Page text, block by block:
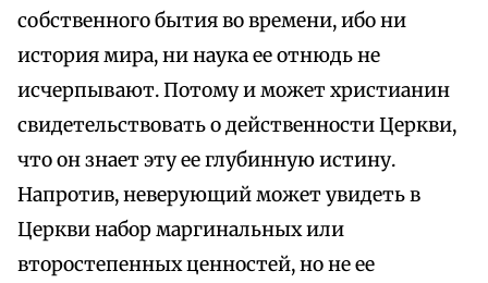
собственного бытия во времени, ибо ни
история мира, ни наука ее отнюдь не
исчерпывают. Потому и может христианин
свидетельствовать о действенности Церкви,
что он знает эту ее глубинную истину.
Напротив, неверующий может увидеть в
Церкви набор маргинальных или
второстепенных ценностей, но не ее